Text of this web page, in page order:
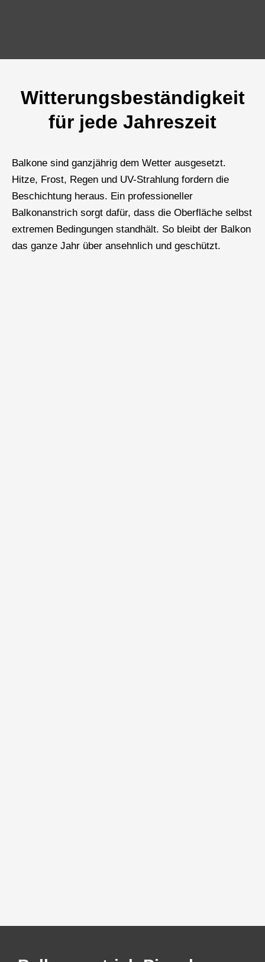
Witterungsbeständigkeit
für jede Jahreszeit
Balkone sind ganzjährig dem Wetter ausgesetzt.
Hitze, Frost, Regen und UV-Strahlung fordern die
Beschichtung heraus. Ein professioneller
Balkonanstrich sorgt dafür, dass die Oberfläche selbst
extremen Bedingungen standhält. So bleibt der Balkon
das ganze Jahr über ansehnlich und geschützt.